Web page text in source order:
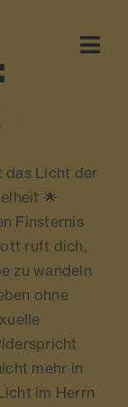
das Licht der
🌟
Finsternis
ruft dich,
zu wandeln
ohne
mehr in
im Herrn